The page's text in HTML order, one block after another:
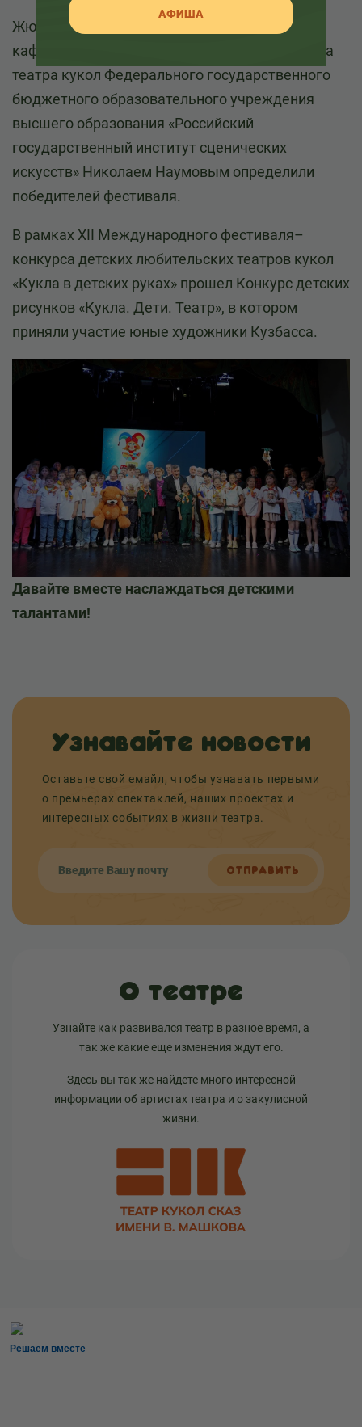
Жюри фестиваля во главе с заведующим
кафедрой режиссуры и актерского мастерства
театра кукол Федерального государственного
бюджетного образовательного учреждения
высшего образования «Российский
государственный институт сценических
искусств» Николаем Наумовым определили
победителей фестиваля.
В рамках XII Международного фестиваля–
конкурса детских любительских театров кукол
«Кукла в детских руках» прошел Конкурс детских
рисунков «Кукла. Дети. Театр», в котором
приняли участие юные художники Кузбасса.
​Давайте вместе наслаждаться детскими
талантами!
Узнавайте новости
Оставьте свой емайл, чтобы узнавать первыми
о премьерах спектаклей, наших проектах и
интересных событиях в жизни театра.
ОТПРАВИТЬ
О театре
Узнайте как развивался театр в разное время, а
так же какие еще изменения ждут его.
Здесь вы так же найдете много интересной
информации об артистах театра и о закулисной
жизни.
Решаем вместе
АФИША